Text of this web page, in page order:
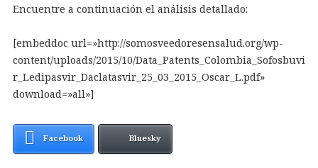
Encuentre a continuación el análisis detallado:
[embeddoc url=»http://somosveedoresensalud.org/wp-
content/uploads/2015/10/Data_Patents_Colombia_Sofosbuvi
r_Ledipasvir_Daclatasvir_25_03_2015_Oscar_L.pdf»
download=»all»]
Facebook Bluesky